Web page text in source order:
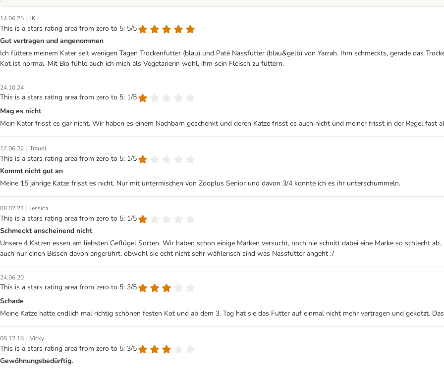
14.06.25 | JK
This is a stars rating area from zero to 5: 5/5
Gut vertragen und angenommen
Ich füttere meinem Kater seit wenigen Tagen Trockenfutter (blau) und Paté Nassfutter (blau&gelb) von Yarrah. Ihm schmeckts, gerade das
Kot ist normal. Mit Bio fühle auch ich mich als Vegetarierin wohl, ihm sein Fleisch zu füttern.
24.10.24
This is a stars rating area from zero to 5: 1/5
Mag es nicht
Mein Kater frisst es gar nicht. Wir haben es einem Nachbarn geschenkt und deren Katze frisst es auch nicht und meiner frisst in der Regel fast
17.06.22 | Traudl
This is a stars rating area from zero to 5: 1/5
Kommt nicht gut an
Meine 15 jährige Katze frisst es nicht. Nur mit untermischen von Zooplus Senior und davon 3/4 konnte ich es ihr unterschummeln.
08.02.21 | Jessica
This is a stars rating area from zero to 5: 1/5
Schmeckt anscheinend nicht
Unsere 4 Katzen essen am liebsten Geflügel Sorten. Wir haben schon einige Marken versucht, noch nie schnitt dabei eine Marke so schlecht
auch nur einen Bissen davon angerührt, obwohl sie echt nicht sehr wählerisch sind was Nassfutter angeht :/
24.06.20
This is a stars rating area from zero to 5: 3/5
Schade
Meine Katze hatte endlich mal richtig schönen festen Kot und ab dem 3. Tag hat sie das Futter auf einmal nicht mehr vertragen und gekotzt.
08.12.18 | Vicky
This is a stars rating area from zero to 5: 3/5
Gewöhnungsbedürftig.